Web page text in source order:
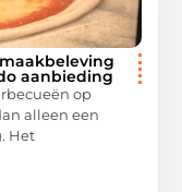
aanbieding
op
alleen een
Het